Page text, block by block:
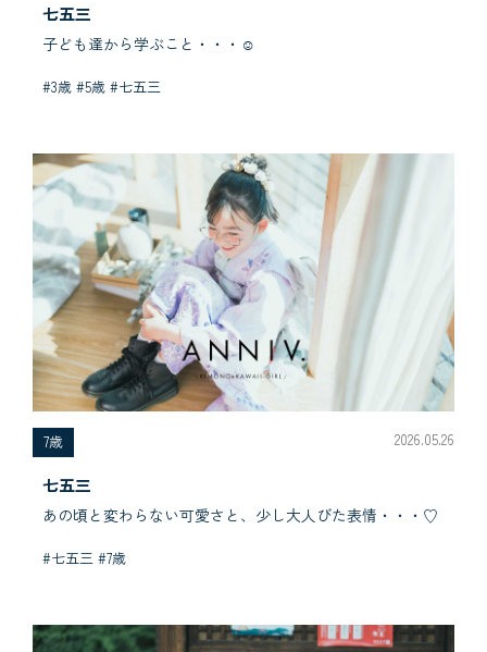
七五三
子ども達から学ぶこと・・・☺︎
#3歳 #5歳 #七五三
7歳 2026.05.26
七五三
あの頃と変わらない可愛さと、少し大人びた表情・・・♡
#七五三 #7歳